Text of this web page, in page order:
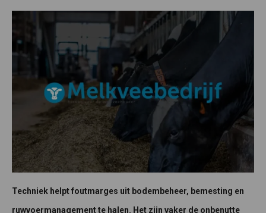
Techniek helpt foutmarges uit bodembeheer, bemesting en
ruwvoermanagement te halen. Het zijn vaker de onbenutte